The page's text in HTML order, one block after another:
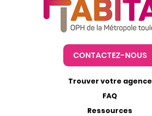
CONTACTEZ-NOUS
Trouver votre agence
FAQ
Ressources